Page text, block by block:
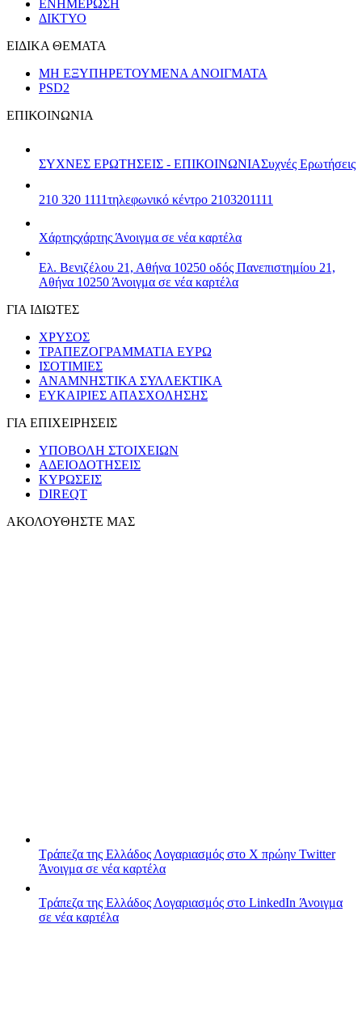
ΕΝΗΜΕΡΩΣΗ
ΔΙΚΤΥΟ
ΕΙΔΙΚΑ ΘΕΜΑΤΑ
ΜΗ ΕΞΥΠΗΡΕΤΟΥΜΕΝΑ ΑΝΟΙΓΜΑΤΑ
PSD2
ΕΠΙΚΟΙΝΩΝΙΑ
ΣΥΧΝΕΣ ΕΡΩΤΗΣΕΙΣ - ΕΠΙΚΟΙΝΩΝΙΑΣυχνές Ερωτήσεις
210 320 1111τηλεφωνικό κέντρο 2103201111
Χάρτηςχάρτης Άνοιγμα σε νέα καρτέλα
Ελ. Βενιζέλου 21, Αθήνα 10250 οδός Πανεπιστημίου 21,
Αθήνα 10250 Άνοιγμα σε νέα καρτέλα
ΓΙΑ ΙΔΙΩΤΕΣ
ΧΡΥΣΟΣ
ΤΡΑΠΕΖΟΓΡΑΜΜΑΤΙΑ ΕΥΡΩ
ΙΣΟΤΙΜΙΕΣ
ΑΝΑΜΝΗΣΤΙΚΑ ΣΥΛΛΕΚΤΙΚΑ
ΕΥΚΑΙΡΙΕΣ ΑΠΑΣΧΟΛΗΣΗΣ
ΓΙΑ ΕΠΙΧΕΙΡΗΣΕΙΣ
ΥΠΟΒΟΛΗ ΣΤΟΙΧΕΙΩΝ
ΑΔΕΙΟΔΟΤΗΣΕΙΣ
ΚΥΡΩΣΕΙΣ
DIREQT
ΑΚΟΛΟΥΘΗΣΤΕ ΜΑΣ
Τράπεζα της Ελλάδος Λογαριασμός στο X πρώην Twitter
Άνοιγμα σε νέα καρτέλα
Τράπεζα της Ελλάδος Λογαριασμός στο LinkedIn Άνοιγμα
σε νέα καρτέλα